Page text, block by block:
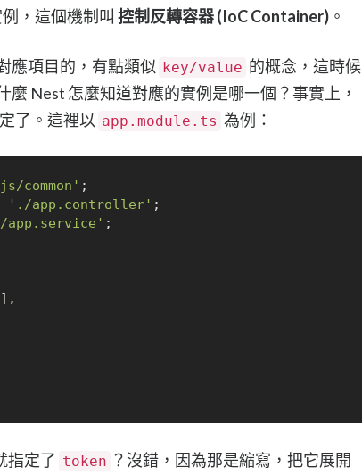
，這個機制叫 控制反轉容器 (IoC Container) 。
應項目的，有點類似 key/value 的概念，這時候
麼 Nest 怎麼知道對應的實例是哪一個？事實上，
了。這裡以 app.module.ts 為例：
common'
'./app.controller'
;
],
指定了 token ？沒錯，因為那是縮寫，把它展開